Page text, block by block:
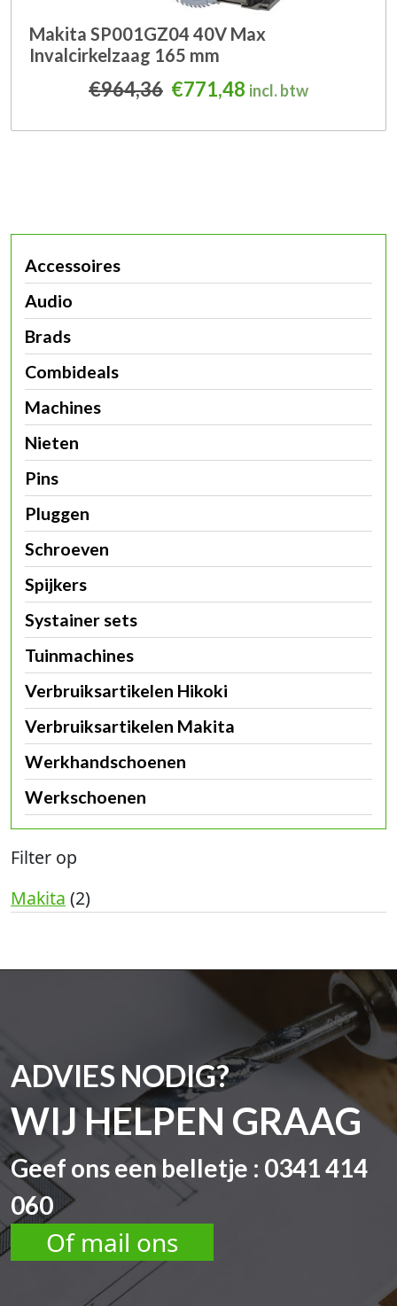
Makita SP001GZ04 40V Max
Invalcirkelzaag 165 mm
€964,36 Oorspronkelijke prijs
€771,48 Huidige prijs is:
incl. btw
Accessoires
Audio
Brads
Combideals
Machines
Nieten
Pins
Pluggen
Schroeven
Spijkers
Systainer sets
Tuinmachines
Verbruiksartikelen Hikoki
Verbruiksartikelen Makita
Werkhandschoenen
Werkschoenen
Filter op
Makita (2)
ADVIES NODIG?
WIJ HELPEN GRAAG
Geef ons een belletje : 0341 414
060
Of mail ons